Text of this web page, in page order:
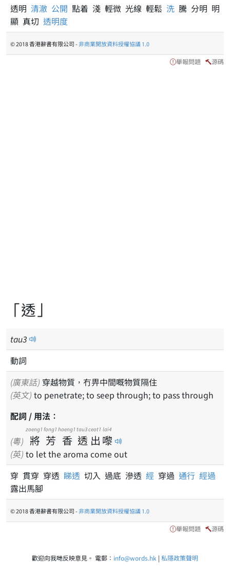
透明 清澈 公開 點着 淺 輕微 光線 輕鬆 洗 騰 分明 明
顯 真切 透明度
© 2018 香港辭書有限公司 -非商業開放資料授權協議 1.0
舉報問題 源碼
「透」
tau3
動詞
(廣東話) 穿越物質，冇畀中間嘅物質隔住
(英文) to penetrate; to seep through; to pass through
配詞 / 用法：
(粵) 將
zoeng1
芳
fong1
香
hoeng1
透
tau3
出
ceot1
嚟
lai4
(英) to let the aroma come out
穿 貫穿 穿透 睇透 切入 過底 滲透 經 穿過 通行 經過
露出馬腳
© 2018 香港辭書有限公司 -非商業開放資料授權協議 1.0
舉報問題 源碼
歡迎向我哋反映意見。 電郵： info@words.hk | 私隱政策聲明